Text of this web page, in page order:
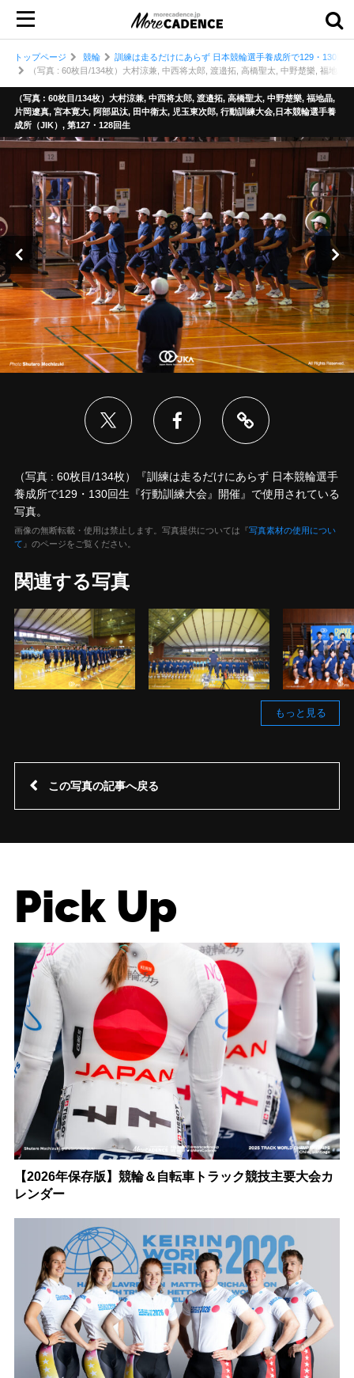
トップページ 競輪
訓練は走るだけにあらず 日本競輪選手養成所で129・130回
（写真 : 60枚目/134枚）大村涼兼, 中西将太郎, 渡邉拓, 高橋聖太, 中野楚樂, 福地
（写真 : 60枚目/134枚）大村涼兼, 中西将太郎, 渡邉拓, 高橋聖太, 中野楚樂, 福地晶,
片岡遼真, 宮本寛大, 阿部凪汰, 田中衛太, 児玉東次郎, 行動訓練大会,日本競輪選手養
成所（JIK）, 第127・128回生
（写真 : 60枚目/134枚）『訓練は走るだけにあらず 日本競輪選手
養成所で129・130回生『行動訓練大会』開催』で使用されている
写真。
画像の無断転載・使用は禁止します。写真提供については『写真素材の使用につい
て 』のページをご覧ください。
関連する写真
もっと見る
この写真の記事へ戻る
Pick Up
【2026年保存版】競輪＆自転車トラック競技主要大会カ
レンダー